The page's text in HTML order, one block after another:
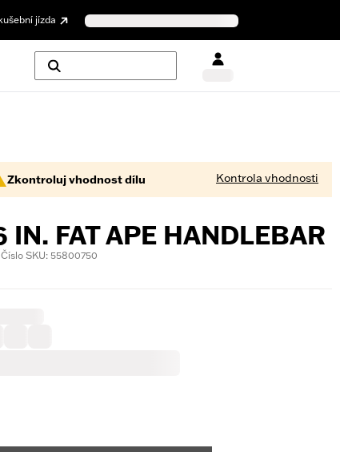
jízda
Zkontroluj vhodnost dílu Kontrola vhodnosti
IN. FAT APE HANDLEBAR
SKU: 55800750